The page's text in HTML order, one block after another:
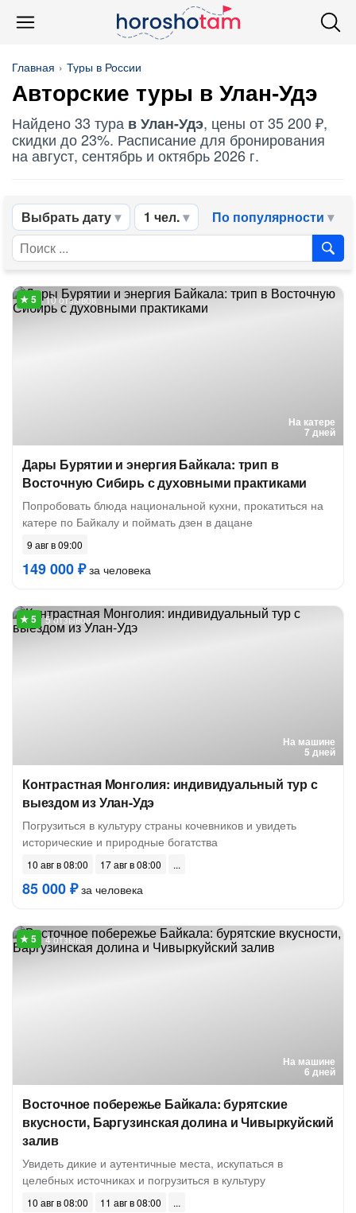
Главная Туры в России
Авторские туры в Улан-Удэ
Найдено 33 тура в Улан-Удэ, цены от 35 200 ₽,
скидки до 23%. Расписание для бронирования
на август, сентябрь и октябрь 2026 г.
Выбрать дату 1 чел. По популярности
На катере
7 дней
10 отзывов
Дары Бурятии и энергия Байкала: трип в
Восточную Сибирь с духовными практиками
Попробовать блюда национальной кухни, прокатиться на
катере по Байкалу и поймать дзен в дацане
9 авг в 09:00
149 000 ₽за человека
На машине
5 дней
5 отзывов
Контрастная Монголия: индивидуальный тур с
выездом из Улан-Удэ
Погрузиться в культуру страны кочевников и увидеть
исторические и природные богатства
10 авг в 08:00 17 авг в 08:00
85 000 ₽за человека
На машине
6 дней
4 отзыва
Восточное побережье Байкала: бурятские
вкусности, Баргузинская долина и Чивыркуйский
залив
Увидеть дикие и аутентичные места, искупаться в
целебных источниках и погрузиться в культуру
10 авг в 08:00 11 авг в 08:00